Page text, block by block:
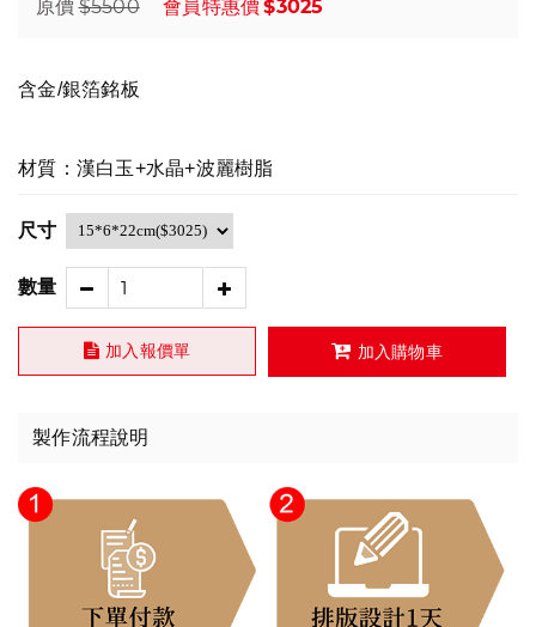
原價 $5500 會員特惠價$3025
含金/銀箔銘板
材質：漢白玉+水晶+波麗樹脂
尺寸
數量
加入報價單 加入購物車
製作流程說明